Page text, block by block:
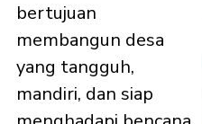
bertujuan
membangun desa
yang tangguh,
mandiri, dan siap